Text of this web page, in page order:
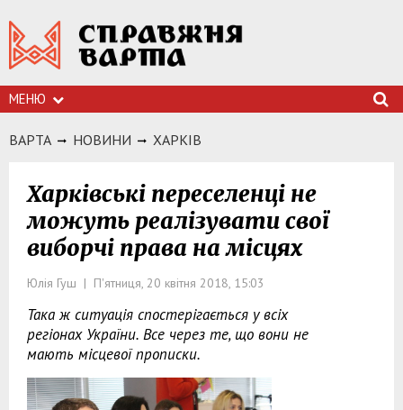
МЕНЮ
ВАРТА НОВИНИ ХАРКIВ
Харківські переселенці не
можуть реалізувати свої
виборчі права на місцях
Юлія Гуш | П'ятниця, 20 квітня 2018, 15:03
Така ж ситуація спостерігається у всіх
регіонах України. Все через те, що вони не
мають місцевої прописки.